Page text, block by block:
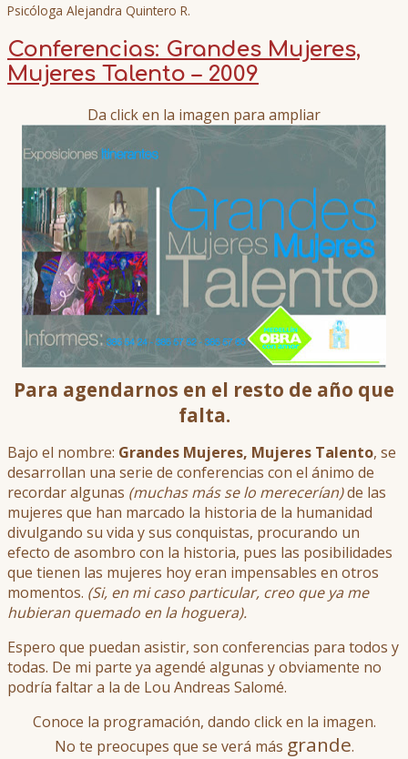
Psicóloga Alejandra Quintero R.
Conferencias: Grandes Mujeres,
Mujeres Talento – 2009
Da click en la imagen para ampliar
Para agendarnos en el resto de año que
falta.
Bajo el nombre: Grandes Mujeres, Mujeres Talento, se
desarrollan una serie de conferencias con el ánimo de
recordar algunas (muchas más se lo merecerían)de las
mujeres que han marcado la historia de la humanidad
divulgando su vida y sus conquistas, procurando un
efecto de asombro con la historia, pues las posibilidades
que tienen las mujeres hoy eran impensables en otros
momentos. (Si, en mi caso particular, creo que ya me
hubieran quemado en la hoguera).
Espero que puedan asistir, son conferencias para todos y
todas. De mi parte ya agendé algunas y obviamente no
podría faltar a la de Lou Andreas Salomé.
Conoce la programación, dando click en la imagen.
No te preocupes que se verá más grande.